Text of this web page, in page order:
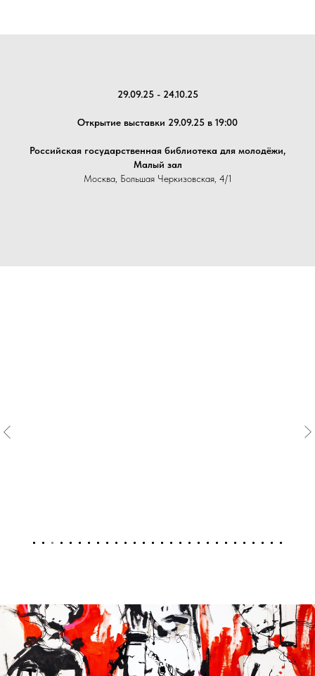
29.09.25 - 24.10.25
Открытие выставки 29.09.25 в 19:00
Российская государственная библиотека для молодёжи,
Малый зал
Москва, Большая Черкизовская, 4/1